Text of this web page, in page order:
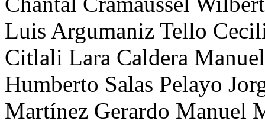
Luis Argumaniz Tello
Citlali Lara Caldera
Humberto Salas Pelayo
Martínez Gerardo Manuel